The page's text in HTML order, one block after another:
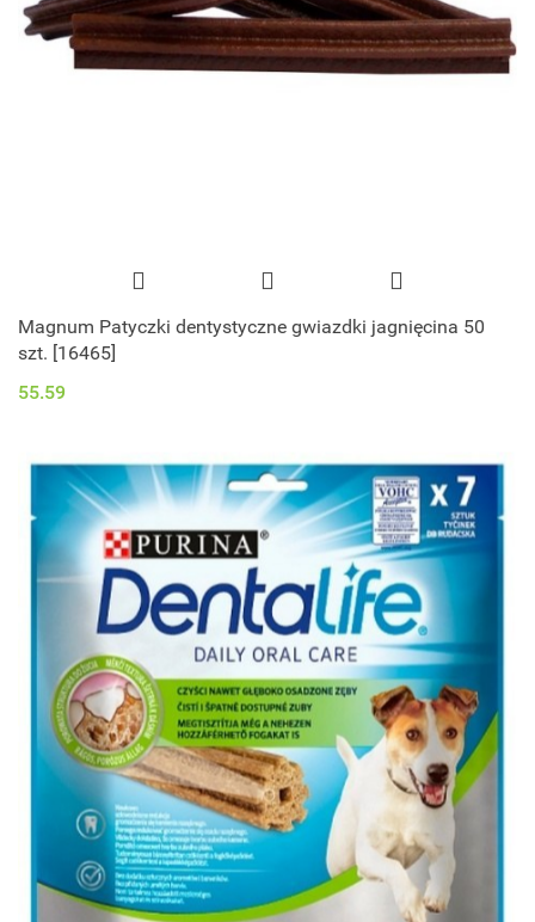
Magnum Patyczki dentystyczne gwiazdki jagnięcina 50
szt. [16465]
55.59